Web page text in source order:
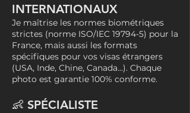
INTERNATIONAUX
Je maîtrise les normes biométriques
strictes (norme ISO/IEC 19794-5) pour la
France, mais aussi les formats
spécifiques pour vos visas étrangers
(USA, Inde, Chine, Canada...). Chaque
photo est garantie 100% conforme.
👶 SPÉCIALISTE